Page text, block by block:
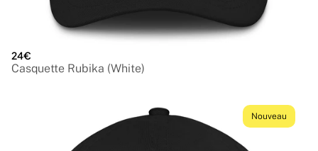
24€
Casquette Rubika (White)
Nouveau